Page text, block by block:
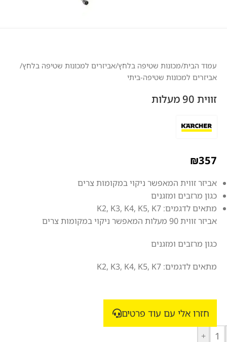
עמוד הבית/מכונות שטיפה בלחץ/אביזרים למכונות שטיפה בלחץ/
אביזרים למכונות שטיפה-ביתי
זווית 90 מעלות
₪357
אביזר זווית המאפשר ניקוי במקומות צרים
כגון מרזבים ומזגנים
מתאים לדגמים: K2, K3, K4, K5, K7
אביזר זווית 90 מעלות המאפשר ניקוי במקומות צרים
כגון מרזבים ומזגנים
מתאים לדגמים: K2, K3, K4, K5, K7
חזרו אלי עם עוד פרטים
+